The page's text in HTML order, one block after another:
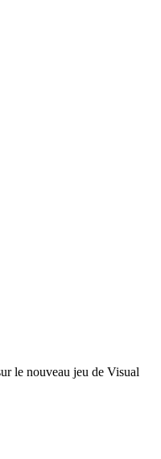
le nouveau jeu de Visual